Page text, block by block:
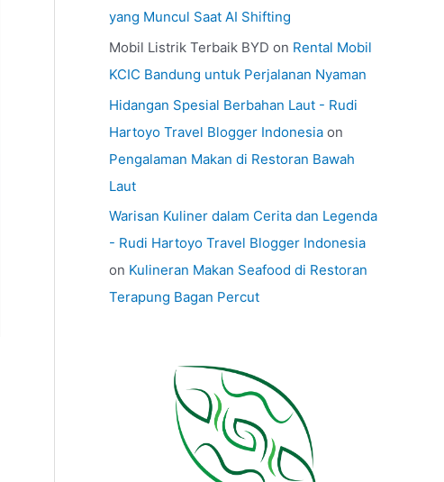
yang Muncul Saat AI Shifting
Mobil Listrik Terbaik BYD on Rental Mobil
KCIC Bandung untuk Perjalanan Nyaman
Hidangan Spesial Berbahan Laut - Rudi
Hartoyo Travel Blogger Indonesia on
Pengalaman Makan di Restoran Bawah
Laut
Warisan Kuliner dalam Cerita dan Legenda
- Rudi Hartoyo Travel Blogger Indonesia
on Kulineran Makan Seafood di Restoran
Terapung Bagan Percut